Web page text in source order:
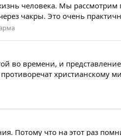
человека. Мы
чакры. Это очень
во времени, и
христианскому
Потому что на этот раз